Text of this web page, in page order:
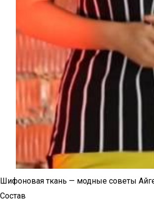
Шифоновая ткань — модные советы
Состав